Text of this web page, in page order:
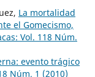
La mortalidad
el Gomecismo,
Vol. 118 Núm.
evento trágico
Núm. 1 (2010)